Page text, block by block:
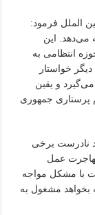
الملل فرمود:
می‌دهد. این
انتظامی به
خواستار
و یقین
پرستاری جمهوری
نادرست برخی
عمل
با مشکل مواجه
بخواهد مشغول به